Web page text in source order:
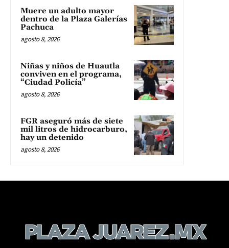
Muere un adulto mayor
dentro de la Plaza Galerías
Pachuca
agosto 8, 2026
Niñas y niños de Huautla
conviven en el programa,
“Ciudad Policía”
agosto 8, 2026
FGR aseguró más de siete
mil litros de hidrocarburo,
hay un detenido
agosto 8, 2026